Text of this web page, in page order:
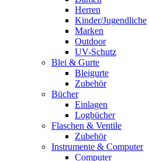
Herren
Kinder/Jugendliche
Marken
Outdoor
UV-Schutz
Blei & Gurte
Bleigurte
Zubehör
Bücher
Einlagen
Logbücher
Flaschen & Ventile
Zubehör
Instrumente & Computer
Computer